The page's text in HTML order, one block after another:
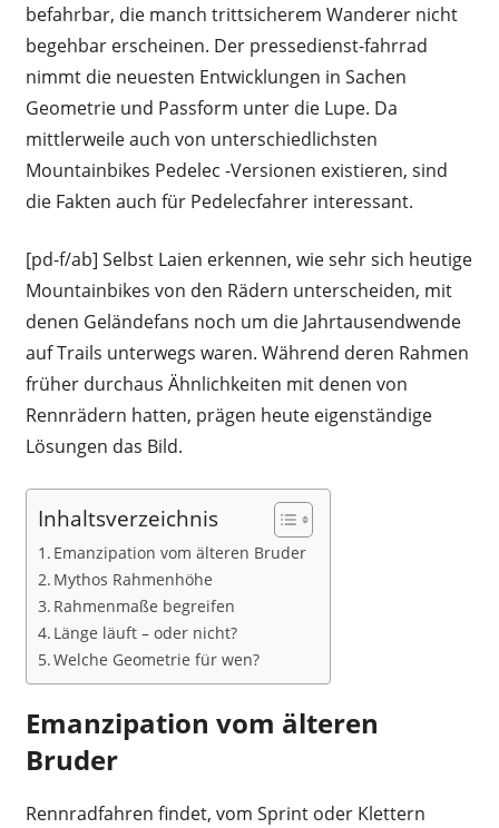
befahrbar, die manch trittsicherem Wanderer nicht
begehbar erscheinen. Der pressedienst-fahrrad
nimmt die neuesten Entwicklungen in Sachen
Geometrie und Passform unter die Lupe. Da
mittlerweile auch von unterschiedlichsten
Mountainbikes Pedelec -Versionen existieren, sind
die Fakten auch für Pedelecfahrer interessant.
[pd-f/ab] Selbst Laien erkennen, wie sehr sich heutige
Mountainbikes von den Rädern unterscheiden, mit
denen Geländefans noch um die Jahrtausendwende
auf Trails unterwegs waren. Während deren Rahmen
früher durchaus Ähnlichkeiten mit denen von
Rennrädern hatten, prägen heute eigenständige
Lösungen das Bild.
Inhaltsverzeichnis
Emanzipation vom älteren Bruder
Mythos Rahmenhöhe
Rahmenmaße begreifen
Länge läuft – oder nicht?
Welche Geometrie für wen?
Emanzipation vom älteren
Bruder
Rennradfahren findet, vom Sprint oder Klettern